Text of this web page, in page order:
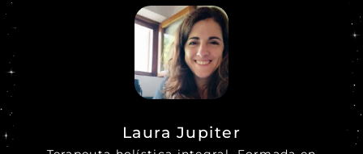
Laura Jupiter